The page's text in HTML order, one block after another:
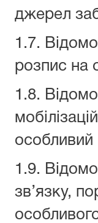
джерел
1.7.
розпис на
1.8.
особливий
1.9.
зв’язку,